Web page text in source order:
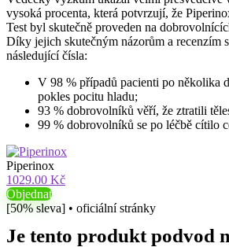
vysoká procenta, která potvrzují, že
Test byl skutečně proveden na
Díky jejich skutečným názorům a recenzím
následující čísla:
V 98 % případů pacienti po několika
pokles pocitu hladu;
93 % dobrovolníků věří, že ztratili
99 % dobrovolníků se po léčbě cítilo
Piperinox
1029.00 Kč
Objednat
[50% sleva] • oficiální stránky
Je tento produkt podvod